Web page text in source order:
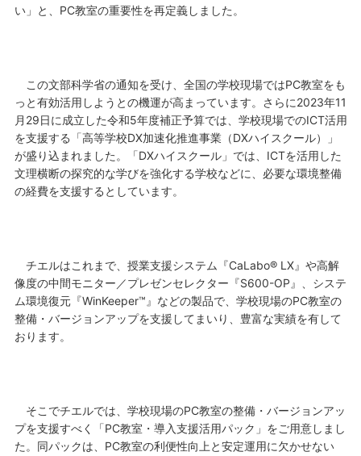
い」と、PC教室の重要性を再定義しました。
この文部科学省の通知を受け、全国の学校現場ではPC教室をも
っと有効活用しようとの機運が高まっています。さらに2023年11
月29日に成立した令和5年度補正予算では、学校現場でのICT活用
を支援する「高等学校DX加速化推進事業（DXハイスクール）」
が盛り込まれました。「DXハイスクール」では、ICTを活用した
文理横断の探究的な学びを強化する学校などに、必要な環境整備
の経費を支援するとしています。
チエルはこれまで、授業支援システム『CaLabo® LX』や高解
像度の中間モニター／プレゼンセレクター『S600-OP』、システ
ム環境復元『WinKeeper™』などの製品で、学校現場のPC教室の
整備・バージョンアップを支援してまいり、豊富な実績を有して
おります。
そこでチエルでは、学校現場のPC教室の整備・バージョンアッ
プを支援すべく「PC教室・導入支援活用パック」をご用意しまし
た。同パックは、PC教室の利便性向上と安定運用に欠かせない